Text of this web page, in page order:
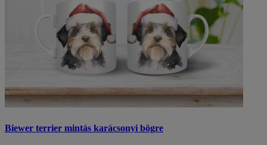
Biewer terrier mintás karácsonyi bögre